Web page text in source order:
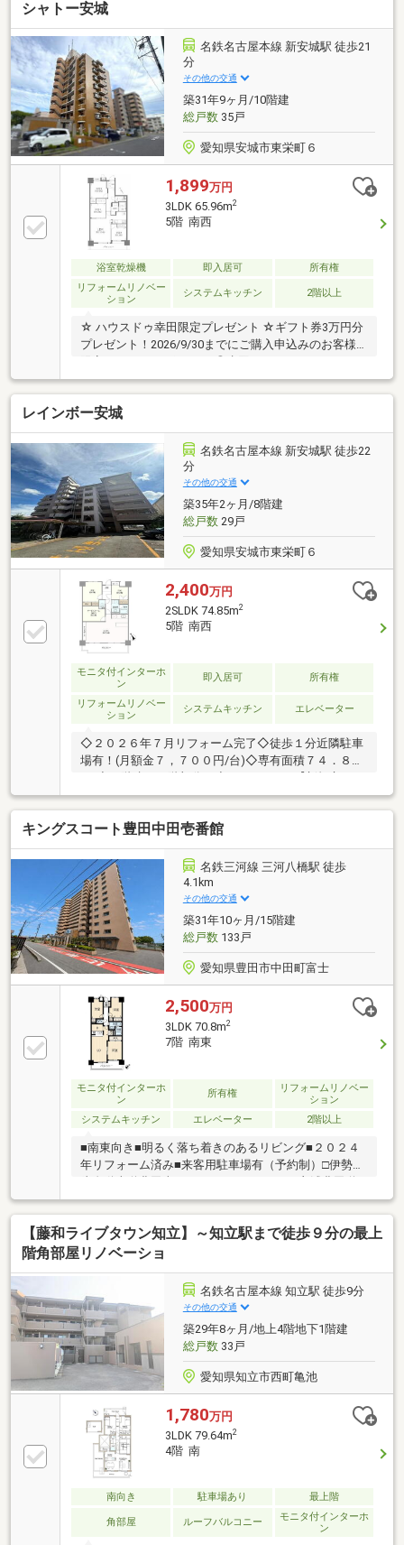
空間になっています。●北側洋室2室に床暖房あり●北
東側洋室には勾配天井～ロフトへつながり天井が高く
広々とした空間となっています。【リフォーム履歴】
●2020年11月：キッチン交換、和室クロス張替・室内
物干取【備考】●修繕積立金：2029年6月 24 900円/月
へ増額予定
シャトー安城
名鉄名古屋本線 新安城駅 徒歩21
分
その他の交通
築31年9ヶ月/10階建
総戸数35戸
愛知県安城市東栄町６
1,899万円
3LDK 65.96m2
5階 南西
浴室乾燥機 即入居可
所有権
リフォームリノベー
ション
システムキッチン 2階以上
☆ ハウスドゥ幸田限定プレゼント ☆ギフト券3万円分
プレゼント！2026/9/30までにご購入申込みのお客様
限定！ イチオシポイント ◎水回りやクロスなどリフォ
ーム済みでとても綺麗な空間になっております♪◎シ
ステムキッチンには、食器洗浄乾燥機付きで時短に
♪◎南向きバルコニーで日当たり良好です！【返済
例】月々45、805円1899万円借入、変動金利0.75％、
40年、ボーナス払い0円。別途諸費用。※月々のお支払
いはボーナス有無や、ご返済年数など様々なプランを
ご相談できます！【学校】◎安城北部小学校 徒歩約
20分◎東山中学校 徒歩約14分
レインボー安城
名鉄名古屋本線 新安城駅 徒歩22
分
その他の交通
築35年2ヶ月/8階建
総戸数29戸
愛知県安城市東栄町６
2,400万円
2SLDK 74.85m2
5階 南西
モニタ付インターホ
ン
即入居可 所有権
リフォームリノベー
ション
システムキッチン エレベーター
◇２０２６年７月リフォーム完了◇徒歩１分近隣駐車
場有！(月額金７，７００円/台)◇専有面積７４．８５
換】・システムキッチン・ユニットバス・トイレ・洗
面化粧台・洗濯防水パン・浴室暖房乾燥機・建具、下
駄箱・給湯器、カーテン・スイッチ・コンセント交
換・テレビボード設置【張替】・全室の壁、天井のク
ロス・トイレ、洗面室フロアタイル張替え～周辺施設
～安城市立安城北部小学校まで徒歩２３分安城市立東
山中学校まで徒歩１６分ピアゴ東栄店まで徒歩７分
キングスコート豊田中田壱番館
名鉄三河線 三河八橋駅 徒歩
4.1km
その他の交通
築31年10ヶ月/15階建
総戸数133戸
愛知県豊田市中田町富士
2,500万円
3LDK 70.8m2
7階 南東
モニタ付インターホ
ン
所有権
リフォームリノベー
ション
システムキッチン
エレベーター 2階以上
■南東向き■明るく落ち着きのあるリビング■２０２４
年リフォーム済み■来客用駐車場有（予約制）□伊勢湾
路生駒ＩＣまで ２．９ｋｍ□メグリアミニ星ヶ丘店
まで 約１．３ｋｍ（徒歩１７分）□刈谷ハイウェイ
オアシスまで 約１．７ｋｍ（徒歩１４分）□セブン
イレブン豊田市中田点まで 約５５０ｍ（徒歩７分）
中学校まで 約２．４ｋｍ（自転車１２分）内覧希望
やお問い合わせは下記連絡先まで。■■■株式会社 み
どり■■■豊田市美里４丁目９番地９【０１２０－７８
－１０８３】
【藤和ライブタウン知立】～知立駅まで徒歩９分の最上
階角部屋リノベーショ
名鉄名古屋本線 知立駅 徒歩9分
その他の交通
築29年8ヶ月/地上4階地下1階建
総戸数33戸
愛知県知立市西町亀池
1,780万円
3LDK 79.64m2
4階 南
南向き 駐車場あり 最上階
角部屋 ルーフバルコニー
モニタ付インターホ
ン